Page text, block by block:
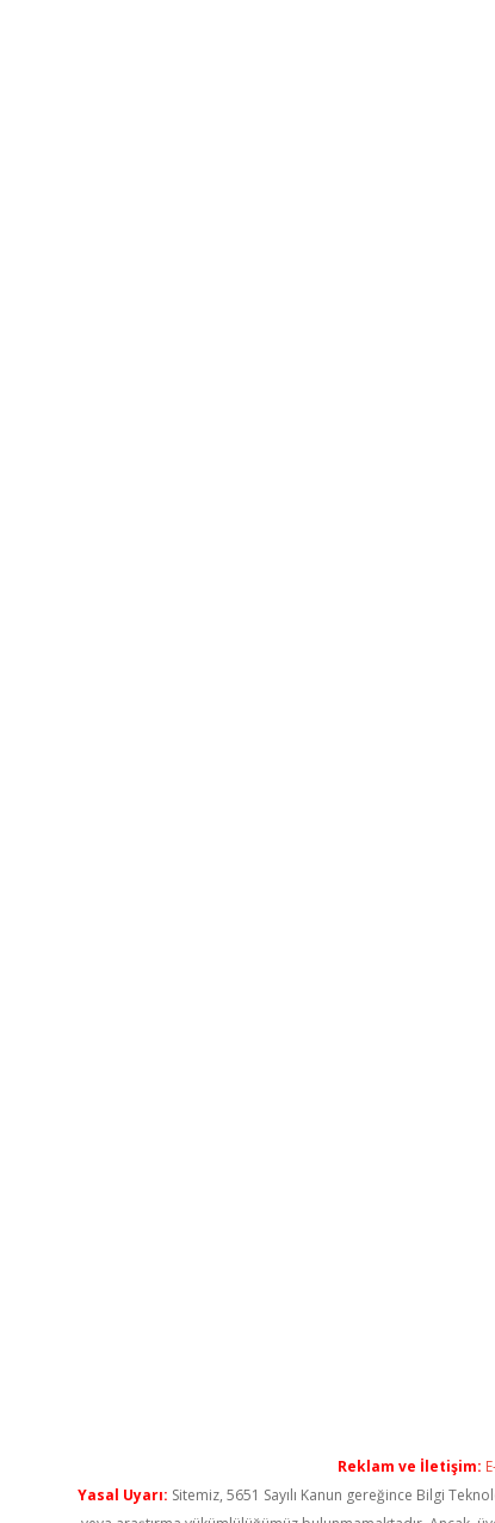
Reklam ve İletişim:
Yasal Uyarı: Sitemiz, 5651 Sayılı Kanun gereğince Bilgi